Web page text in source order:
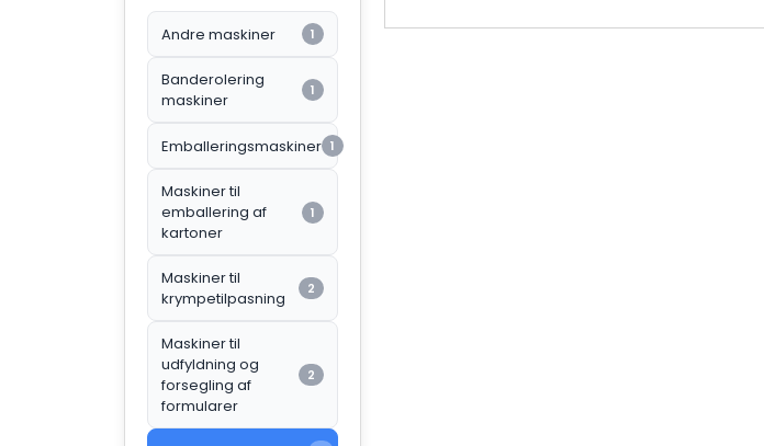
Andre maskiner 1
Banderolering
maskiner
1
Emballeringsmaskiner 1
Maskiner til
emballering af
kartoner
1
Maskiner til
krympetilpasning
2
Maskiner til
udfyldning og
forsegling af
formularer
2